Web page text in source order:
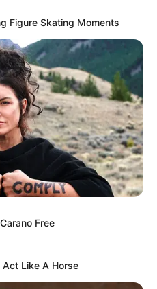
Figure Skating Moments
Free
Act Like A Horse